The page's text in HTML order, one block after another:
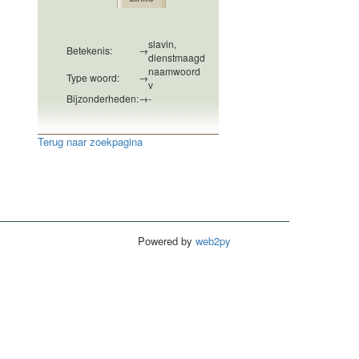
Betekenis: →slavin,
dienstmaagd
Type woord:
→naamwoord
v
Bijzonderheden:→-
Terug naar zoekpagina
Powered by web2py